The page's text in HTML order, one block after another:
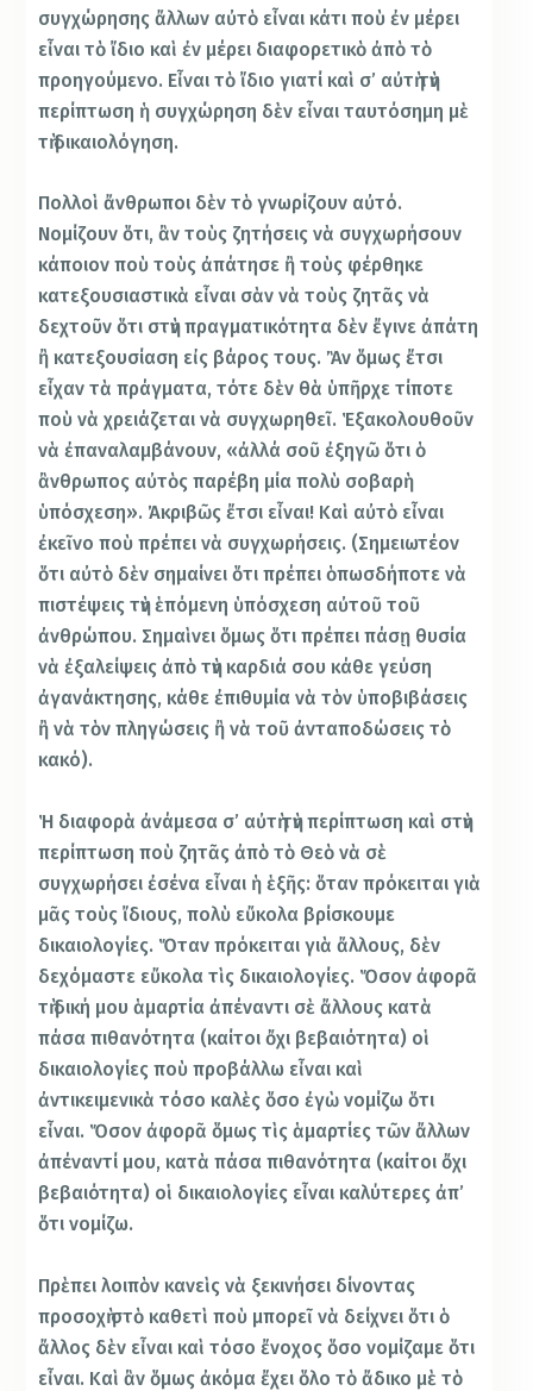
συγχώρησης ἄλλων αὐτὸ εἶναι κάτι ποὺ ἐν μέρει
εἶναι τὸ ἴδιο καὶ ἐν μέρει διαφορετικὸ ἀπὸ τὸ
προηγούμενο. Εἶναι τὸ ἴδιο γιατί καὶ σ’ αὐτὴ τὴν
περίπτωση ἡ συγχώρηση δὲν εἶναι ταυτόσημη μὲ
τὴ δικαιολόγηση.
Πολλοὶ ἄνθρωποι δὲν τὸ γνωρίζουν αὐτό.
Νομίζουν ὅτι, ἂν τοὺς ζητήσεις νὰ συγχωρήσουν
κάποιον ποὺ τοὺς ἀπάτησε ἢ τοὺς φέρθηκε
κατεξουσιαστικὰ εἶναι σὰν νὰ τοὺς ζητᾶς νὰ
δεχτοῦν ὅτι στὴν πραγματικότητα δὲν ἔγινε ἀπάτη
ἢ κατεξουσίαση εἰς βάρος τους. Ἂν ὅμως ἔτσι
εἶχαν τὰ πράγματα, τότε δὲν θὰ ὑπῆρχε τίποτε
ποὺ νὰ χρειάζεται νὰ συγχωρηθεῖ. Ἑξακολουθοῦν
νὰ ἐπαναλαμβάνουν, «ἀλλά σοῦ ἐξηγῶ ὅτι ὁ
ἂνθρωπος αὐτὸς παρέβη μία πολὺ σοβαρὴ
ὑπόσχεση». Ἀκριβῶς ἔτσι εἶναι! Καὶ αὐτὸ εἶναι
ἐκεῖνο ποὺ πρέπει νὰ συγχωρήσεις. (Σημειωτέον
ὅτι αὐτὸ δὲν σημαίνει ὅτι πρέπει ὁπωσδήποτε νὰ
πιστέψεις τὴν ἑπόμενη ὑπόσχεση αὐτοῦ τοῦ
ἀνθρώπου. Σημαὶνει ὅμως ὅτι πρέπει πάσῃ θυσία
νὰ ἐξαλείψεις ἀπὸ τὴν καρδιά σου κάθε γεύση
ἀγανάκτησης, κάθε ἐπιθυμία νὰ τὸν ὑποβιβάσεις
ἢ νὰ τὸν πληγώσεις ἢ νὰ τοῦ ἀνταποδώσεις τὸ
κακό).
Ἡ διαφορὰ ἀνάμεσα σ’ αὐτὴ τὴν περίπτωση καὶ στὴν
περίπτωση ποὺ ζητᾶς ἀπὸ τὸ Θεὸ νὰ σὲ
συγχωρήσει ἐσένα εἶναι ἡ ἑξῆς: ὅταν πρόκειται γιὰ
μᾶς τοὺς ἴδιους, πολὺ εὔκολα βρίσκουμε
δικαιολογίες. Ὅταν πρόκειται γιὰ ἄλλους, δὲν
δεχόμαστε εὔκολα τὶς δικαιολογίες. Ὅσον ἀφορᾶ
τὴ δική μου ἁμαρτία ἀπέναντι σὲ ἄλλους κατὰ
πάσα πιθανότητα (καίτοι ὄχι βεβαιότητα) οἱ
δικαιολογίες ποὺ προβάλλω εἶναι καὶ
ἀντικειμενικὰ τόσο καλὲς ὅσο ἐγὼ νομίζω ὅτι
εἶναι. Ὅσον ἀφορᾶ ὅμως τὶς ἁμαρτίες τῶν ἄλλων
ἀπέναντί μου, κατὰ πάσα πιθανότητα (καίτοι ὄχι
βεβαιότητα) οἱ δικαιολογίες εἶναι καλύτερες ἀπ’
ὅτι νομίζω.
Πρὲπει λοιπὸν κανεὶς νὰ ξεκινήσει δίνοντας
προσοχὴ στὸ καθετὶ ποὺ μπορεῖ νὰ δείχνει ὅτι ὁ
ἄλλος δὲν εἶναι καὶ τόσο ἔνοχος ὅσο νομίζαμε ὅτι
εἶναι. Καὶ ἂν ὅμως ἀκόμα ἔχει ὅλο τὸ ἄδικο μὲ τὸ